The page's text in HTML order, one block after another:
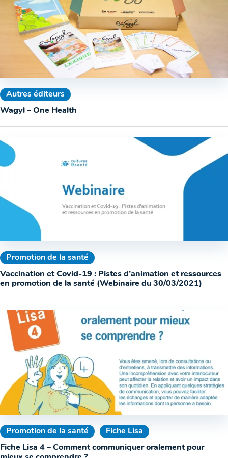
Autres éditeurs
Wagyl – One Health
Promotion de la santé
Vaccination et Covid-19 : Pistes d’animation et ressources
en promotion de la santé (Webinaire du 30/03/2021)
Promotion de la santé
Fiche Lisa
Fiche Lisa 4 – Comment communiquer oralement pour